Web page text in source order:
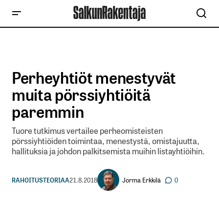
Perheyhtiöt menestyvät
muita pörssiyhtiöitä
paremmin
Tuore tutkimus vertailee perheomisteisten
pörssiyhtiöiden toimintaa, menestystä, omistajuutta,
hallituksia ja johdon palkitsemista muihin listayhtiöihin.
RAHOITUSTEORIAA21.8.2018 Jorma Erkkilä 0